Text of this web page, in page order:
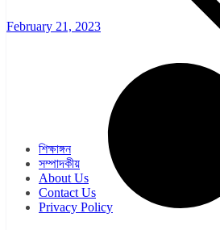
শিক্ষাঙ্গন
সম্পাদকীয়
About Us
Contact Us
Privacy Policy
February 21, 2023